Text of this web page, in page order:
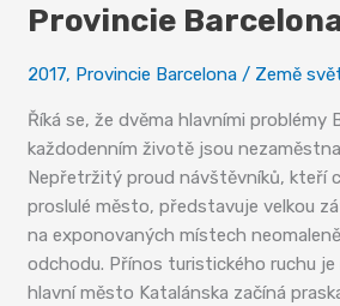
Provincie
2017, Provincie Barcelona / Země
Říká se, že dvěma hlavními problémy
každodenním životě jsou
Nepřetržitý proud návštěvníků, kteří
proslulé město, představuje velkou
na exponovaných místech
odchodu. Přínos turistického ruchu je
hlavní město Katalánska začíná